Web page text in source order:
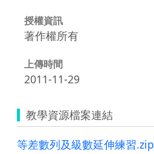
授權資訊
著作權所有
上傳時間
2011-11-29
教學資源檔案連結
等差數列及級數延伸練習.zip